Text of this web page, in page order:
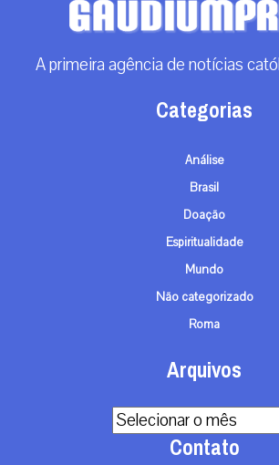
A primeira agência de notícias
Categorias
Análise
Brasil
Doação
Espiritualidade
Mundo
Não categorizado
Roma
Arquivos
Arquivos
Contato